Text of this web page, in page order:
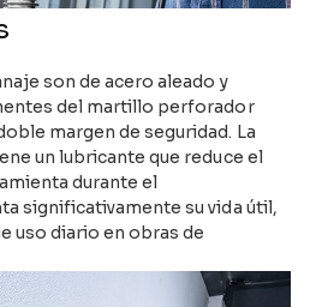
son de acero aleado y
del martillo perforador
margen de seguridad. La
un lubricante que reduce el
durante el
significativamente su vida útil,
uso diario en obras de